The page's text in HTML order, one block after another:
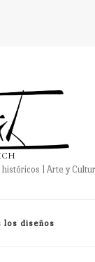
| Arte y
los diseños